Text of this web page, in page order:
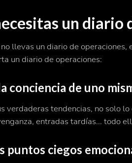
un diario
llevas un diario de
un diario de operaciones:
conciencia de uno
verdaderas tendencias, no solo
entradas tardías... todo
puntos ciegos